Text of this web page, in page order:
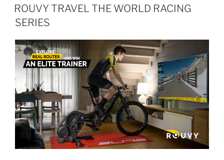
que
se
tornou
real”
EM
ROUVY TRAVEL THE WORLD RACING
SERIES